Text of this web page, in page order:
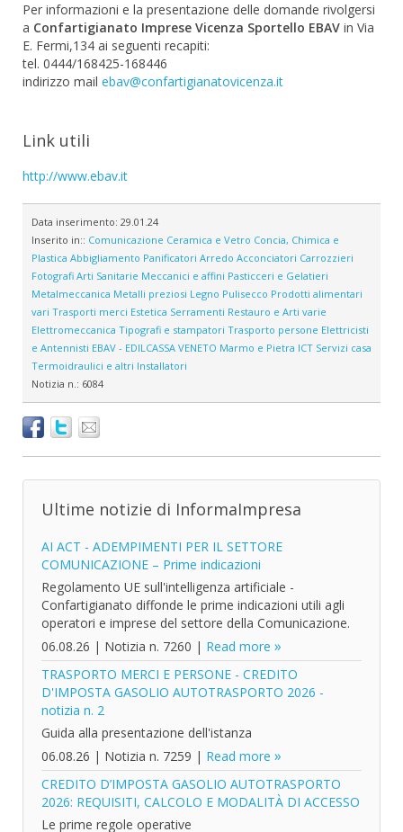
Per informazioni e la presentazione delle domande rivolgersi
a Confartigianato Imprese Vicenza Sportello EBAV in Via
E. Fermi,134 ai seguenti recapiti:
tel. 0444/168425-168446
indirizzo mail ebav@confartigianatovicenza.it
Link utili
http://www.ebav.it
Data inserimento: 29.01.24
Inserito in:: Comunicazione Ceramica e Vetro Concia, Chimica e
Plastica Abbigliamento Panificatori Arredo Acconciatori Carrozzieri
Fotografi Arti Sanitarie Meccanici e affini Pasticceri e Gelatieri
Metalmeccanica Metalli preziosi Legno Pulisecco Prodotti alimentari
vari Trasporti merci Estetica Serramenti Restauro e Arti varie
Elettromeccanica Tipografi e stampatori Trasporto persone Elettricisti
e Antennisti EBAV - EDILCASSA VENETO Marmo e Pietra ICT Servizi casa
Termoidraulici e altri Installatori
Notizia n.: 6084
Ultime notizie di InformaImpresa
AI ACT - ADEMPIMENTI PER IL SETTORE
COMUNICAZIONE – Prime indicazioni
Regolamento UE sull'intelligenza artificiale -
Confartigianato diffonde le prime indicazioni utili agli
operatori e imprese del settore della Comunicazione.
06.08.26 | Notizia n. 7260 | Read more
TRASPORTO MERCI E PERSONE - CREDITO
D'IMPOSTA GASOLIO AUTOTRASPORTO 2026 -
notizia n. 2
Guida alla presentazione dell'istanza
06.08.26 | Notizia n. 7259 | Read more
CREDITO D’IMPOSTA GASOLIO AUTOTRASPORTO
2026: REQUISITI, CALCOLO E MODALITÀ DI ACCESSO
Le prime regole operative